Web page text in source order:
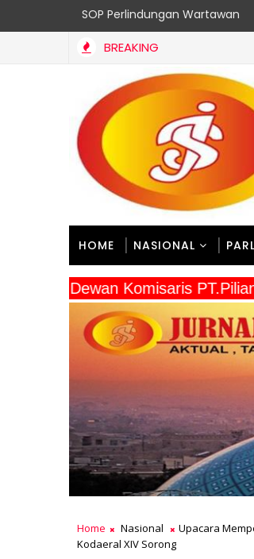
SOP Perlindungan Wartawan
BREAKING
HOME NASIONAL
" Dewan Komisaris
Home Nasional
Upacara
Kodaeral XIV Sorong